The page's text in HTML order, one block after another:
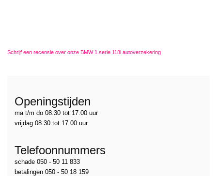
Schrijf een recensie over onze BMW 1 serie 118i autoverzekering
Openingstijden
ma t/m do 08.30 tot 17.00 uur
vrijdag 08.30 tot 17.00 uur
Telefoonnummers
schade 050 - 50 11 833
betalingen 050 - 50 18 159